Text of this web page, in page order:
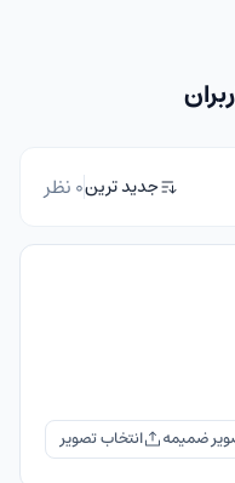
جدید ترین0 نظر
ضمیمه